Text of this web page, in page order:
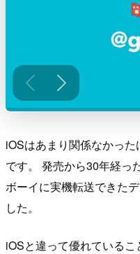
iOSはあまり関係なかっ
です。 発売から30年経っ
ボーイに実機転送できた
した。
iOSと違って優れている